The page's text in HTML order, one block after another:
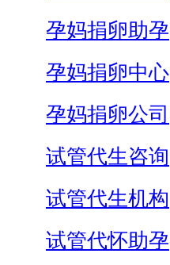
孕妈捐卵助孕
孕妈捐卵中心
孕妈捐卵公司
试管代生咨询
试管代生机构
试管代怀助孕